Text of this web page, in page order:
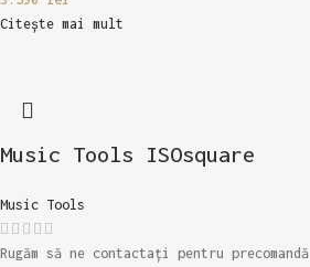
Citește mai mult
Music Tools ISOsquare
Music Tools
Rugăm să ne contactați pentru precomandă